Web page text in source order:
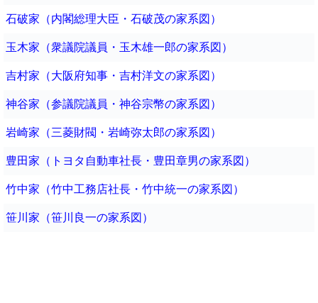
石破家（内閣総理大臣・石破茂の家系図）
玉木家（衆議院議員・玉木雄一郎の家系図）
吉村家（大阪府知事・吉村洋文の家系図）
神谷家（参議院議員・神谷宗幣の家系図）
岩崎家（三菱財閥・岩崎弥太郎の家系図）
豊田家（トヨタ自動車社長・豊田章男の家系図）
竹中家（竹中工務店社長・竹中統一の家系図）
笹川家（笹川良一の家系図）